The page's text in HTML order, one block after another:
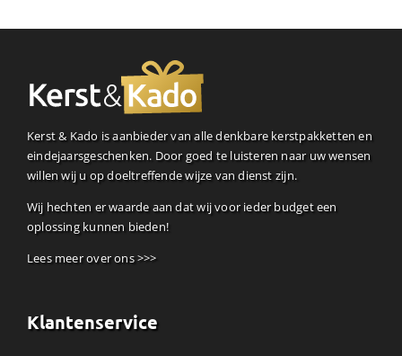
Kerst & Kado is aanbieder van alle denkbare kerstpakketten en
eindejaarsgeschenken. Door goed te luisteren naar uw wensen
willen wij u op doeltreffende wijze van dienst zijn.
Wij hechten er waarde aan dat wij voor ieder budget een
oplossing kunnen bieden!
Lees meer over ons >>>
Klantenservice